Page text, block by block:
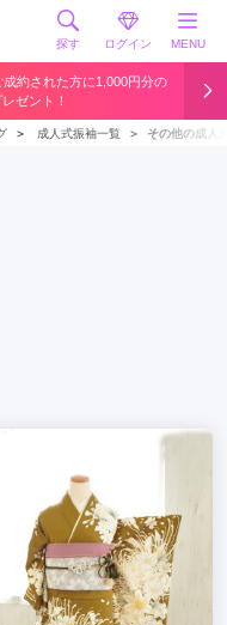
探す ログイン MENU
約された方に1,000円分の
ゼント！
＞ 成人式振袖一覧 ＞ その他の成人